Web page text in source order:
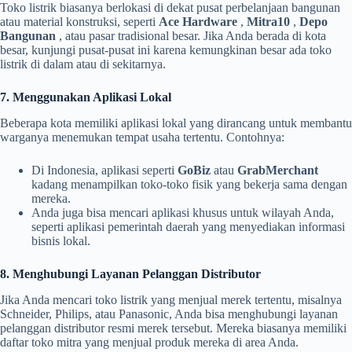
Toko listrik biasanya berlokasi di dekat pusat perbelanjaan bangunan
atau material konstruksi, seperti Ace Hardware , Mitra10 , Depo
Bangunan , atau pasar tradisional besar. Jika Anda berada di kota
besar, kunjungi pusat-pusat ini karena kemungkinan besar ada toko
listrik di dalam atau di sekitarnya.
7. Menggunakan Aplikasi Lokal
Beberapa kota memiliki aplikasi lokal yang dirancang untuk membantu
warganya menemukan tempat usaha tertentu. Contohnya:
Di Indonesia, aplikasi seperti GoBiz atau GrabMerchant
kadang menampilkan toko-toko fisik yang bekerja sama dengan
mereka.
Anda juga bisa mencari aplikasi khusus untuk wilayah Anda,
seperti aplikasi pemerintah daerah yang menyediakan informasi
bisnis lokal.
8. Menghubungi Layanan Pelanggan Distributor
Jika Anda mencari toko listrik yang menjual merek tertentu, misalnya
Schneider, Philips, atau Panasonic, Anda bisa menghubungi layanan
pelanggan distributor resmi merek tersebut. Mereka biasanya memiliki
daftar toko mitra yang menjual produk mereka di area Anda.